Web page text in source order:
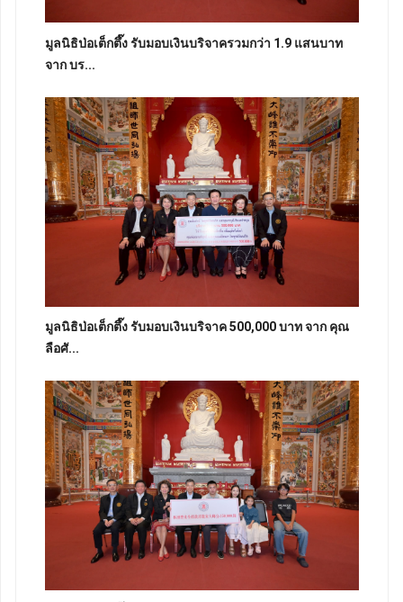
มูลนิธิป่อเต็กตึ๊ง รับมอบเงินบริจาครวมกว่า 1.9 แสนบาท
จาก บร...
มูลนิธิป่อเต็กตึ๊ง รับมอบเงินบริจาค 500,000 บาท จาก คุณ
ลือศั...